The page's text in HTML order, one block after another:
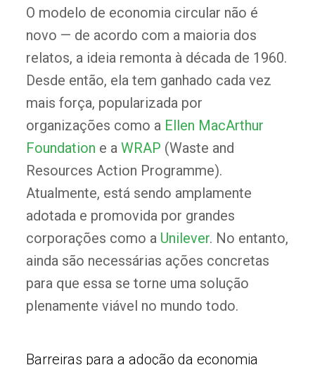
O modelo de economia circular não é
novo — de acordo com a maioria dos
relatos, a ideia remonta à década de 1960.
Desde então, ela tem ganhado cada vez
mais força, popularizada por
organizações como a Ellen MacArthur
Foundation e a WRAP (Waste and
Resources Action Programme).
Atualmente, está sendo amplamente
adotada e promovida por grandes
corporações como a Unilever. No entanto,
ainda são necessárias ações concretas
para que essa se torne uma solução
plenamente viável no mundo todo.
Barreiras para a adoção da economia